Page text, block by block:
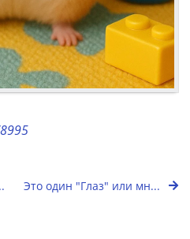
Это один "Глаз" или мн...